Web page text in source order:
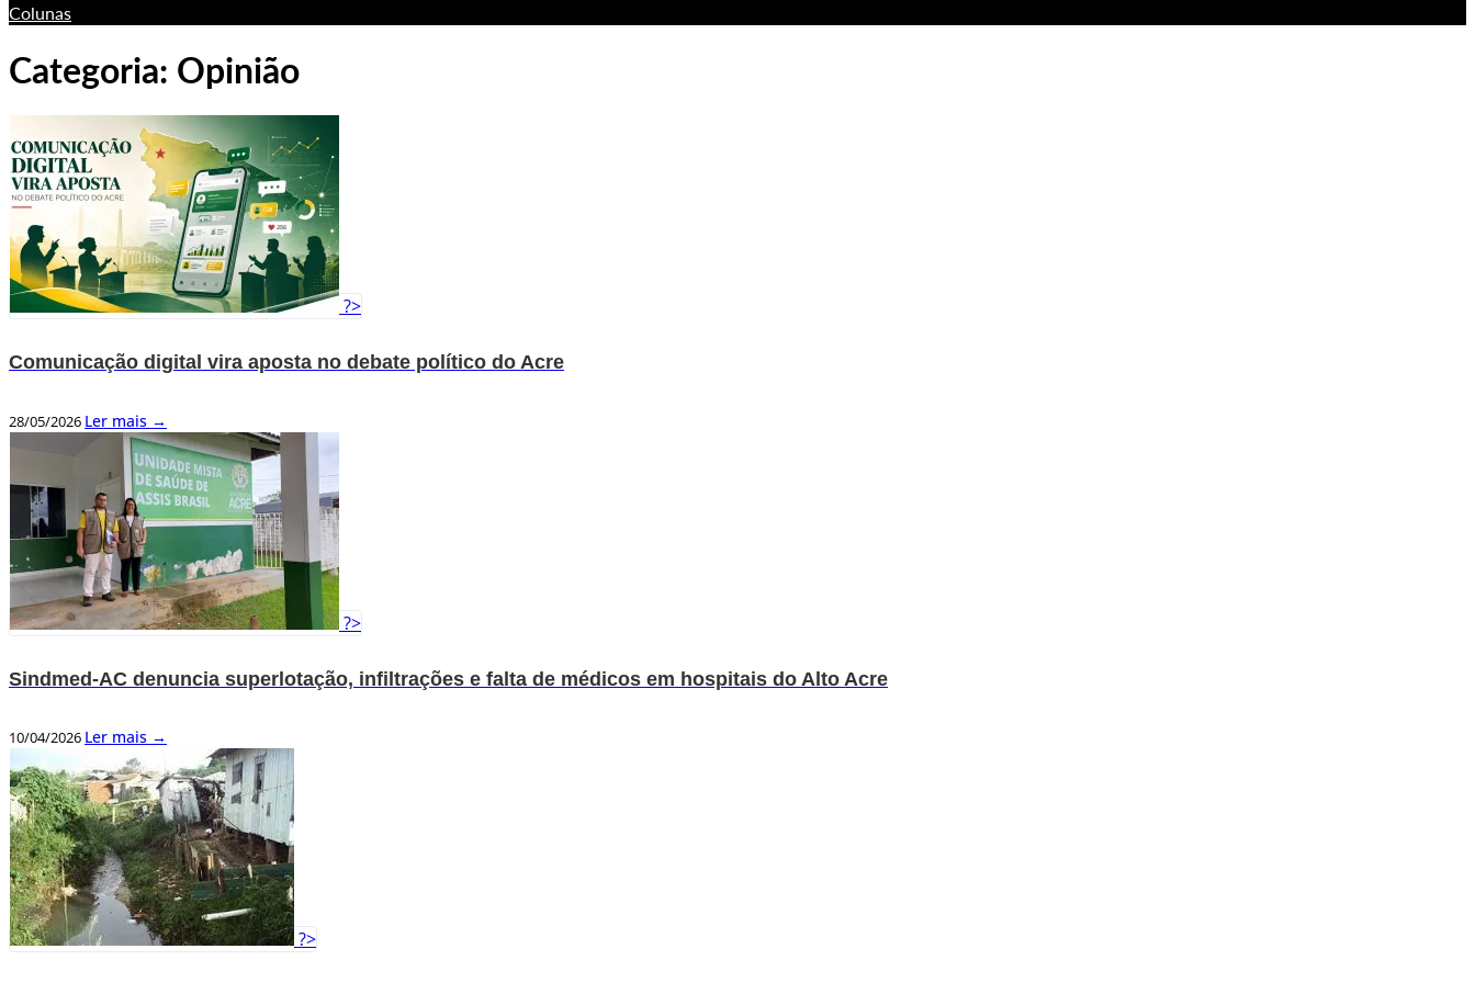
Colunas
Categoria: Opinião
?>
Comunicação digital vira aposta no debate político do Acre
28/05/2026 Ler mais →
?>
Sindmed-AC denuncia superlotação, infiltrações e falta de médicos em hospitais do Alto Acre
10/04/2026 Ler mais →
?>